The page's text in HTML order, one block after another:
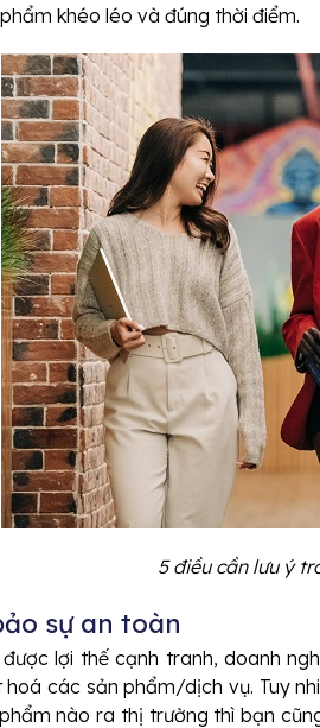
khéo léo và đúng thời điểm.
5 điều cần lưu ý
sự an toàn
lợi thế cạnh tranh, doanh
hoá các sản phẩm/dịch vụ. Tuy
nào ra thị trường thì bạn